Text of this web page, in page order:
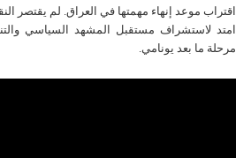
اقتراب موعد إنهاء مهمتها في العراق. لم يقتصر
امتد لاستشراف مستقبل المشهد السياسي
مرحلة ما بعد يونامي.